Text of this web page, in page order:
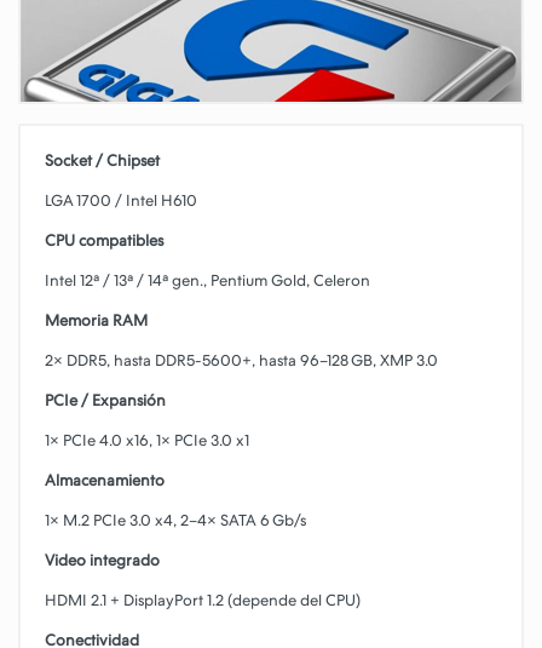
Socket / Chipset
LGA 1700 / Intel H610
CPU compatibles
Intel 12ª / 13ª / 14ª gen., Pentium Gold, Celeron
Memoria RAM
2× DDR5, hasta DDR5‑5600+, hasta 96–128 GB, XMP 3.0
PCIe / Expansión
1× PCIe 4.0 x16, 1× PCIe 3.0 x1
Almacenamiento
1× M.2 PCIe 3.0 x4, 2–4× SATA 6 Gb/s
Video integrado
HDMI 2.1 + DisplayPort 1.2 (depende del CPU)
Conectividad